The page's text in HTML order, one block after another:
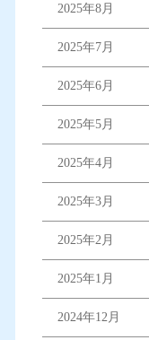
2025年8月
2025年7月
2025年6月
2025年5月
2025年4月
2025年3月
2025年2月
2025年1月
2024年12月